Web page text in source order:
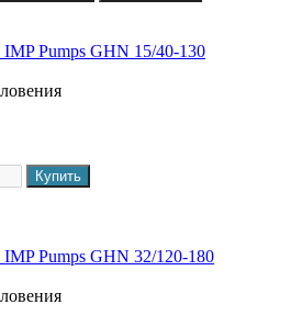
Pumps GHN 15/40-130
Pumps GHN 32/120-180